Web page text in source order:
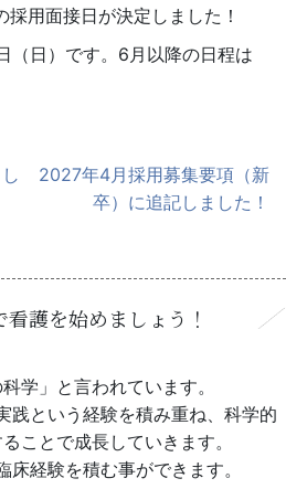
用面接日が決定しました！
（日）です。6月以降の日程は
2027年4月採用募集要項（新
卒）に追記しました！
護を始めましょう！
学」と言われています。
践という経験を積み重ね、科学的
ことで成長していきます。
床経験を積む事ができます。